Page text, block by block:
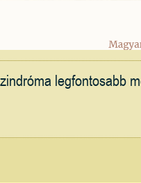
legfontosabb